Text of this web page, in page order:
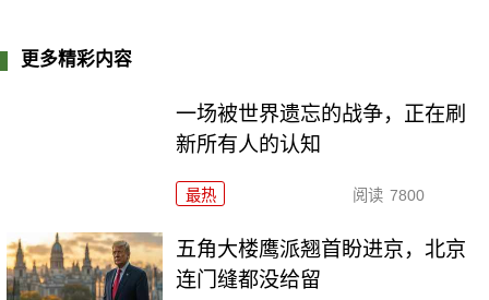
更多精彩内容
一场被世界遗忘的战争，正在刷
新所有人的认知
最热 阅读 7800
五角大楼鹰派翘首盼进京，北京
连门缝都没给留